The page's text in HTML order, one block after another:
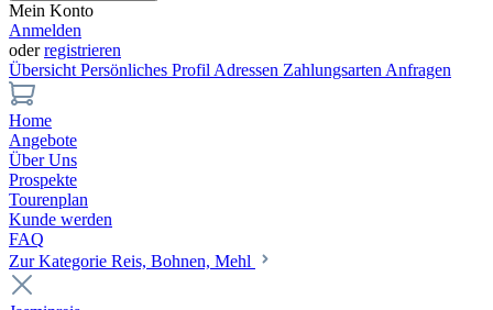
Mein Konto
Anmelden
oderregistrieren
Übersicht Persönliches Profil Adressen Zahlungsarten Anfragen
Home
Angebote
Über Uns
Prospekte
Tourenplan
Kunde werden
FAQ
Zur Kategorie Reis, Bohnen, Mehl